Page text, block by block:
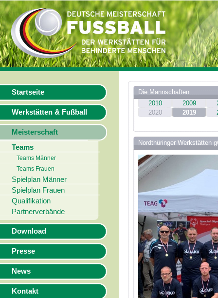
Startseite
Werkstätten & Fußball
Meisterschaft
Teams
Teams Männer
Teams Frauen
Spielplan Männer
Spielplan Frauen
Qualifikation
Partnerverbände
Download
Presse
News
Kontakt
Die Mannschaften
2010
2009
2020
2019
Nordthüringer Werkstätten